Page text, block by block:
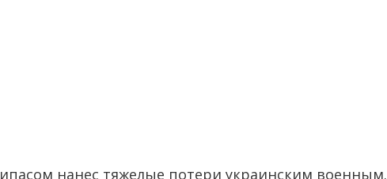
нанес тяжелые потери украинским военным.